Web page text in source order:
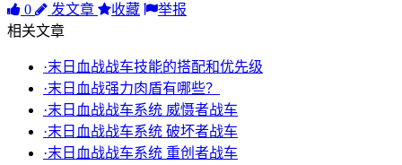
0 发文章 收藏
举报
相关文章
·末日血战战车技能的搭配和优先级
·末日血战强力肉盾有哪些？
·末日血战战车系统 威慑者战车
·末日血战战车系统 破坏者战车
·末日血战战车系统 重创者战车